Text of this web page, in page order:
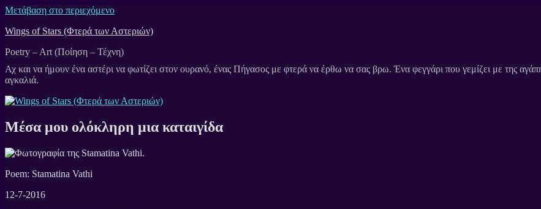
Μετάβαση στο περιεχόμενο
Wings of Stars (Φτερά των Αστεριών)
Poetry – Art (Ποίηση – Τέχνη)
Μέσα μου ολόκληρη μια καταιγίδα
Poem: Stamatina Vathi
12-7-2016